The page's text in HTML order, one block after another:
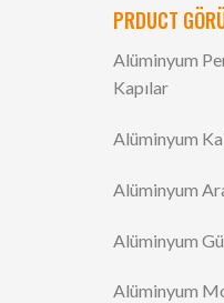
PRDUCT
Alüminyum
Kapılar
Alüminyum
Alüminyum
Alüminyum
Alüminyum